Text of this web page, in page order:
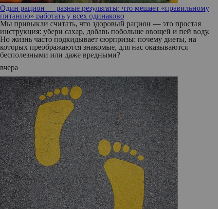
Один рацион — разные результаты: что мешает «правильному
питанию» работать у всех одинаково
Мы привыкли считать, что здоровый рацион — это простая
инструкция: убери сахар, добавь побольше овощей и пей воду.
Но жизнь часто подкидывает сюрпризы: почему диеты, на
которых преображаются знакомые, для нас оказываются
бесполезными или даже вредными?
вчера